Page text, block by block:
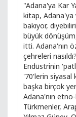
"Adana'ya Kar
kitap, Adana'ya
bakıyor,
büyük
itti. Adana'nın
çehreleri
Endüstrinin
'70'lerin siyasal
başka birçok
Adana'nın
Türkmenler,